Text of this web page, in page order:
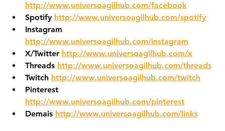
http://www.universoagilhub.com/facebook
Spotify http://www.universoagilhub.com/spotify
Instagram
http://www.universoagilhub.com/instagram
X/Twitter http://www.universoagilhub.com/x
Threads http://www.universoagilhub.com/threads
Twitch http://www.universoagilhub.com/twitch
Pinterest
http://www.universoagilhub.com/pinterest
Demais http://www.universoagilhub.com/links